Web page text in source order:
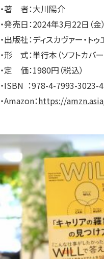
・著 者：大川陽介
・発売日：2024年3月22日（金）
・出版社：ディスカヴァー・ト
・形 式：単行本（ソフトカバ
・定 価：1980円（税込）
・ISBN ：978-4-7993-3023-4
・Amazon：https://